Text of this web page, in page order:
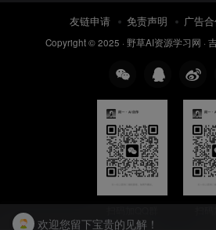
友链申请 免责声明 广告
Copyright © 2025 · 野草AI资源学习网 ·
欢迎您留下宝贵的见解！